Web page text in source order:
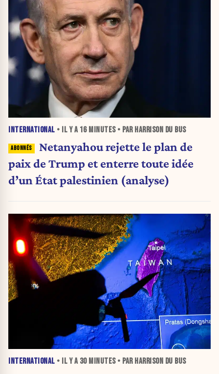
INTERNATIONAL • IL Y A 16 MINUTES• PAR HARRISON DU BUS
Netanyahou rejette le plan de
paix de Trump et enterre toute idée
d’un État palestinien (analyse)
INTERNATIONAL • IL Y A 30 MINUTES• PAR HARRISON DU BUS